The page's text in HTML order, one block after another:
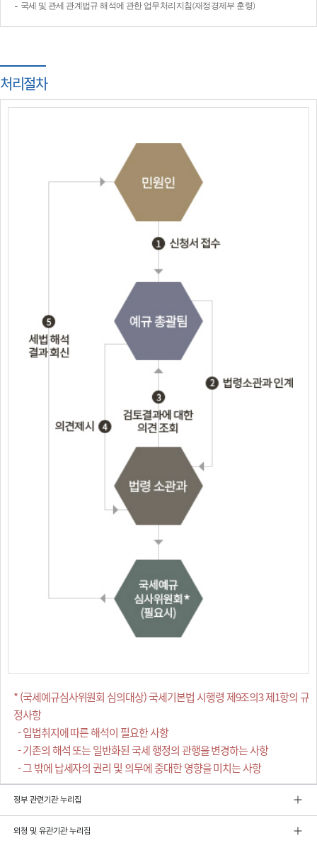
국세 및 관세 관계법규 해석에 관한 업무처리지침(재정경제부 훈령)
처리절차
* (국세예규심사위원회 심의대상) 국세기본법 시행령 제9조의3 제1항의 규
정사항
- 입법취지에 따른 해석이 필요한 사항
- 기존의 해석 또는 일반화된 국세 행정의 관행을 변경하는 사항
- 그 밖에 납세자의 권리 및 의무에 중대한 영향을 미치는 사항
정부 관련기관 누리집
외청 및 유관기관 누리집